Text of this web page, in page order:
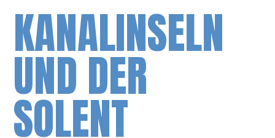
KANALINSELN
UND DER
SOLENT